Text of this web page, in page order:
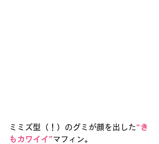
ミミズ型（！）のグミが顔を出した“き
もカワイイ”マフィン。